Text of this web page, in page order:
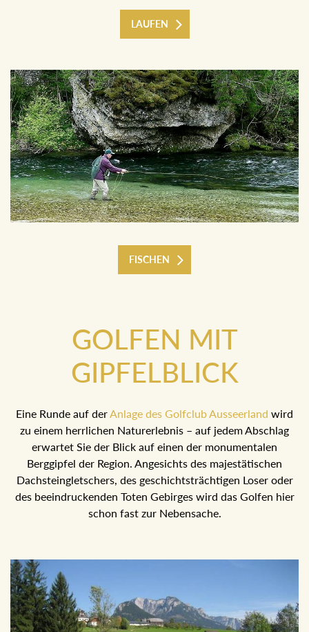
LAUFEN
FISCHEN
GOLFEN MIT
GIPFELBLICK
Eine Runde auf derAnlage des Golfclub Ausseerland wird
zu einem herrlichen Naturerlebnis – auf jedem Abschlag
erwartet Sie der Blick auf einen der monumentalen
Berggipfel der Region. Angesichts des majestätischen
Dachsteingletschers, des geschichtsträchtigen Loser oder
des beeindruckenden Toten Gebirges wird das Golfen hier
schon fast zur Nebensache.